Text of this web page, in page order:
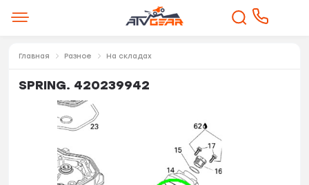
Главная Разное На складах
SPRING. 420239942